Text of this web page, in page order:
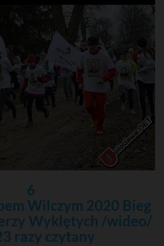
6
Wilczym 2020 Bieg
Wyklętych /wideo/
razy czytany